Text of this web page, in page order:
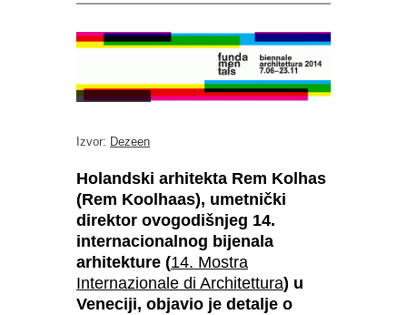
Izvor: Dezeen
Holandski arhitekta Rem Kolhas
(Rem Koolhaas), umetnički
direktor ovogodišnjeg 14.
internacionalnog bijenala
arhitekture (14. Mostra
Internazionale di Architettura) u
Veneciji, objavio je detalje o